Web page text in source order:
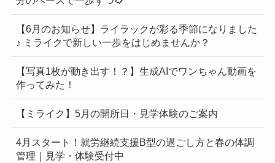
【6月のお知らせ】ライラックが彩る季節になりました
♪ ミライクで新しい一歩をはじめませんか？
【写真1枚が動き出す！？】生成AIでワンちゃん動画を
作ってみた！
【ミライク】5月の開所日・見学体験のご案内
4月スタート！就労継続支援B型の過ごし方と春の体調
管理｜見学・体験受付中